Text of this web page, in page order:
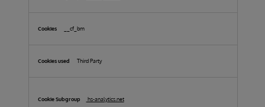
__cf_bm
Third Party
hs-analytics.net